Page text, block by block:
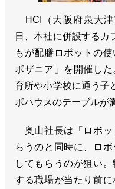
HCI（大阪府泉大津
日、本社に併設するカ
もが配膳ロボットの
ボザニア」を開催し
育所や小学校に通う子
ボハウスのテーブルが
奥山社長は「ロボッ
らうのと同時に、ロ
してもらうのが狙い
する職場が当たり前